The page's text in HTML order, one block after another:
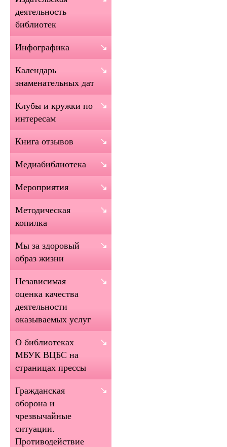
деятельность
библиотек
Инфографика
Календарь
знаменательных дат
Клубы и кружки по
интересам
Книга отзывов
Медиабиблиотека
Мероприятия
Методическая
копилка
Мы за здоровый
образ жизни
Независимая
оценка качества
деятельности
оказываемых услуг
О библиотеках
МБУК ВЦБС на
страницах прессы
Гражданская
оборона и
чрезвычайные
ситуации.
Противодействие